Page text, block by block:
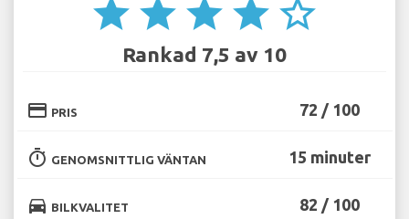
star star star star star_border
Rankad 7,5 av 10
credit_card PRIS 72 / 100
timer GENOMSNITTLIG VÄNTAN 15 minuter
directions_car BILKVALITET 82 / 100